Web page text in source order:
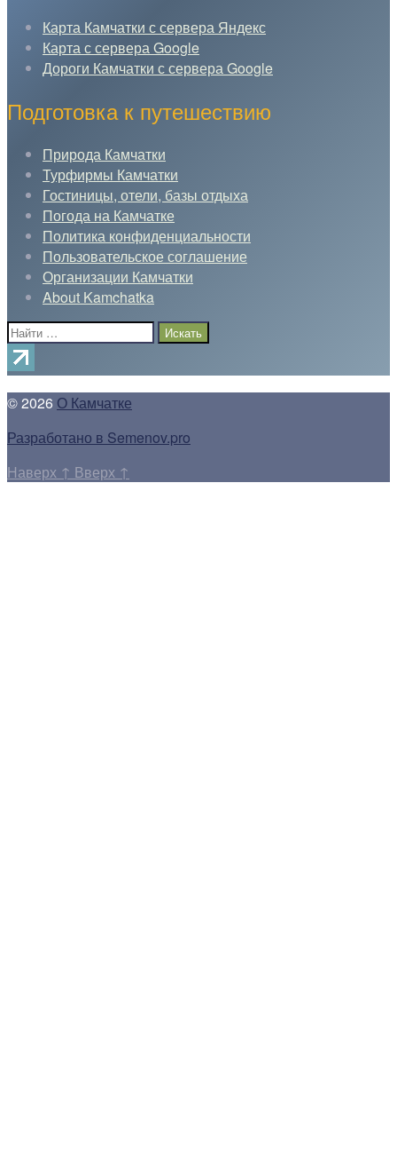
Карта Камчатки с сервера Яндекс
Карта с сервера Google
Дороги Камчатки с сервера Google
Подготовка к путешествию
Природа Камчатки
Турфирмы Камчатки
Гостиницы, отели, базы отдыха
Погода на Камчатке
Политика конфиденциальности
Пользовательское соглашение
Организации Камчатки
About Kamchatka
Поиск:
© 2026 О Камчатке
Разработано в Semenov.pro
Наверх ↑ Вверх ↑